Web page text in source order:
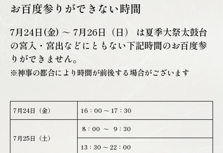
お百度参りができない時間
7月24日(金) ～ 7月26日（日） は夏季大祭太鼓台
の宮入・宮出などにともない下記時間のお百度参
りができません。
※神事の都合により時間が前後する場合がございます
7月24日（金） 16：00 ～ 17：30
7月25日（土）
8：00 ～ 9：30
13：30 ～ 22：00